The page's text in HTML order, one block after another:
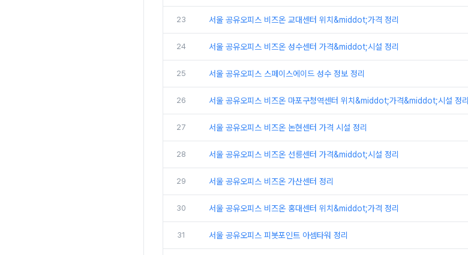
23 서울 공유오피스 비즈온 교대센터 위치&middot;가격 정리
24 서울 공유오피스 비즈온 성수센터 가격&middot;시설 정리
25 서울 공유오피스 스페이스에이드 성수 정보 정리
26 서울 공유오피스 비즈온 마포구청역센터 위치&middot;가격&middot;시설 정리
27 서울 공유오피스 비즈온 논현센터 가격 시설 정리
28 서울 공유오피스 비즈온 선릉센터 가격&middot;시설 정리
29 서울 공유오피스 비즈온 가산센터 정리
30 서울 공유오피스 비즈온 홍대센터 위치&middot;가격 정리
31 서울 공유오피스 피봇포인트 아셈타워 정리